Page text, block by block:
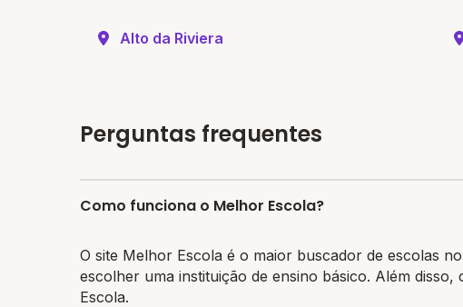
Alto da Riviera
Perguntas frequentes
Como funciona o Melhor Escola?
O site Melhor Escola é o maior buscador de escolas
escolher uma instituição de ensino básico. Além
Escola.